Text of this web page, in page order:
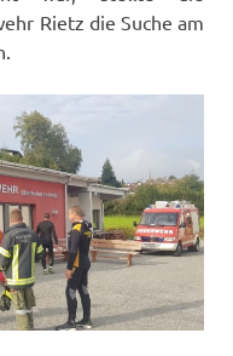
Rietz die Suche am